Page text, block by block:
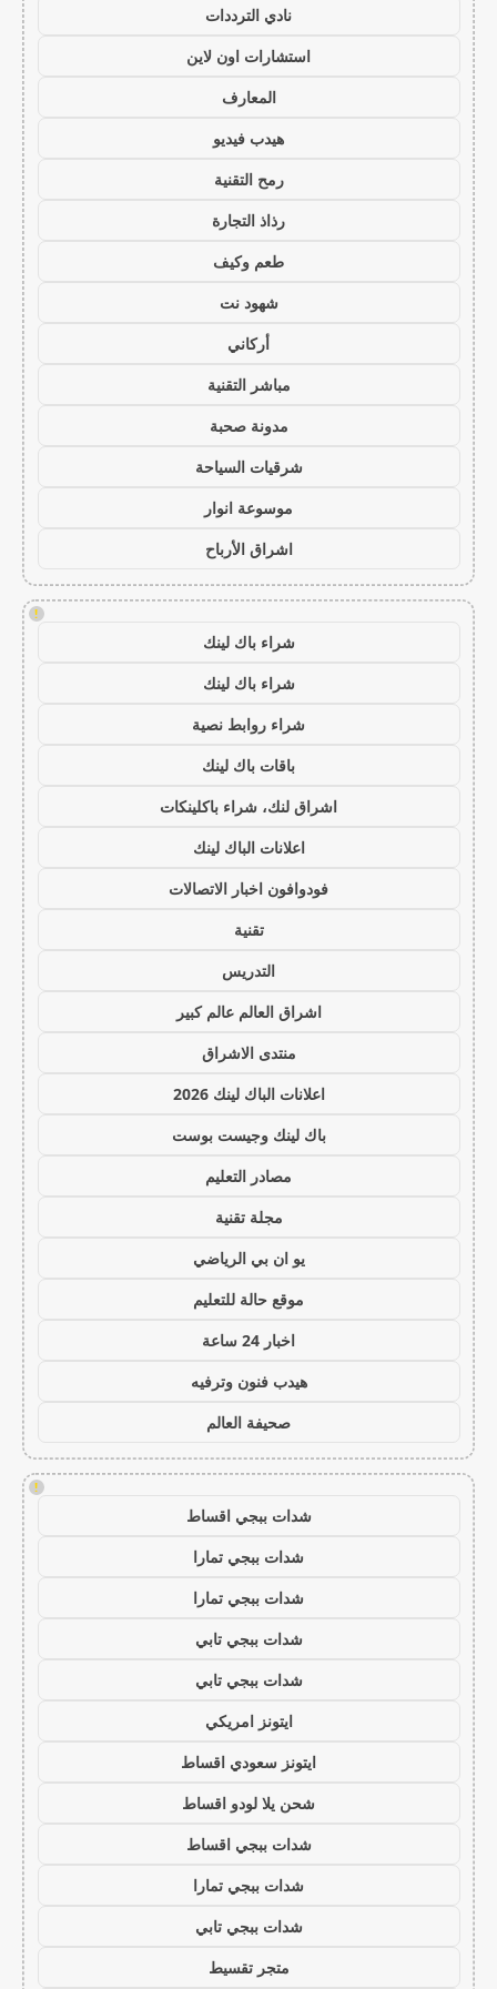
نادي الترددات
استشارات اون لاين
المعارف
هيدب فيديو
رمح التقنية
رذاذ التجارة
طعم وكيف
شهود نت
أركاني
مباشر التقنية
مدونة صحبة
شرقيات السياحة
موسوعة انوار
اشراق الأرباح
!
شراء باك لينك
شراء باك لينك
شراء روابط نصية
باقات باك لينك
اشراق لنك، شراء باكلينكات
اعلانات الباك لينك
فودوافون اخبار الاتصالات
تقنية
التدريس
اشراق العالم عالم كبير
منتدى الاشراق
اعلانات الباك لينك 2026
باك لينك وجيست بوست
مصادر التعليم
مجلة تقنية
يو ان بي الرياضي
موقع حالة للتعليم
اخبار 24 ساعة
هيدب فنون وترفيه
صحيفة العالم
!
شدات ببجي اقساط
شدات ببجي تمارا
شدات ببجي تمارا
شدات ببجي تابي
شدات ببجي تابي
ايتونز امريكي
ايتونز سعودي اقساط
شحن يلا لودو اقساط
شدات ببجي اقساط
شدات ببجي تمارا
شدات ببجي تابي
متجر تقسيط